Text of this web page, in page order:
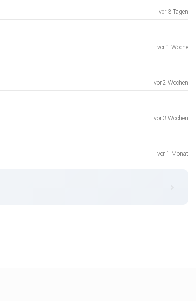
vor 3 Tagen
vor 1 Woche
vor 2 Wochen
vor 3 Wochen
vor 1 Monat